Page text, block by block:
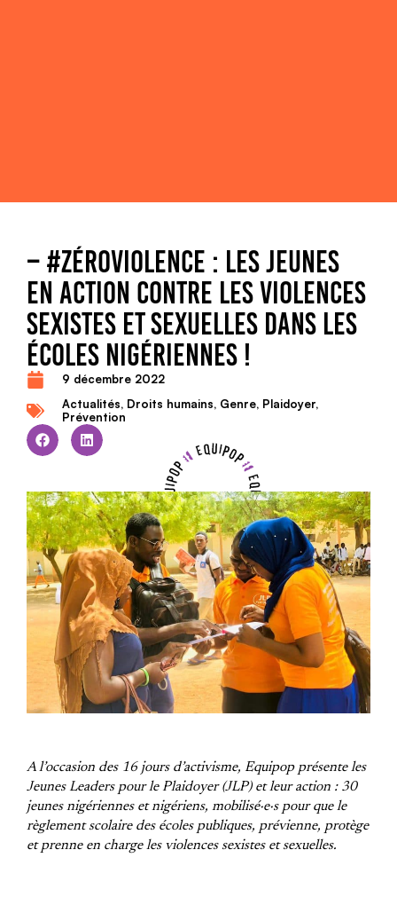
– #ZÉROVIOLENCE : LES JEUNES
EN ACTION CONTRE LES VIOLENCES
SEXISTES ET SEXUELLES DANS LES
ÉCOLES NIGÉRIENNES !
9 décembre 2022
Actualités, Droits humains, Genre, Plaidoyer,
Prévention
A l’occasion des 16 jours d’activisme, Equipop présente les
Jeunes Leaders pour le Plaidoyer (JLP) et leur action : 30
jeunes nigériennes et nigériens, mobilisé·e·s pour que le
règlement scolaire des écoles publiques, prévienne, protège
et prenne en charge les violences sexistes et sexuelles.